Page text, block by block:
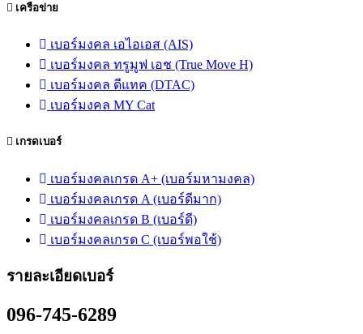
เครือข่าย
เบอร์มงคล เอไอเอส (AIS)
เบอร์มงคล ทรูมูฟ เอช (True Move H)
เบอร์มงคล ดีแทค (DTAC)
เบอร์มงคล MY Cat
เกรดเบอร์
เบอร์มงคลเกรด A+ (เบอร์มหามงคล)
เบอร์มงคลเกรด A (เบอร์ดีมาก)
เบอร์มงคลเกรด B (เบอร์ดี)
เบอร์มงคลเกรด C (เบอร์พอใช้)
รายละเอียดเบอร์
096-745-6289